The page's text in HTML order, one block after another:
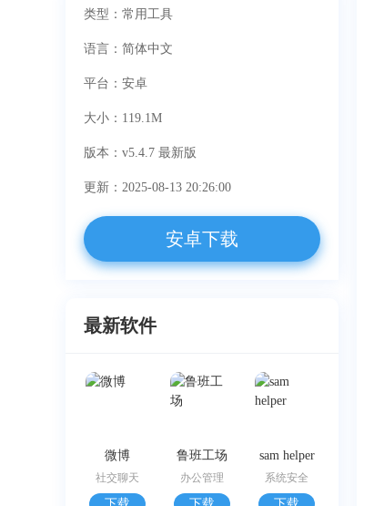
类型：常用工具
语言：简体中文
平台：安卓
大小：119.1M
版本：v5.4.7 最新版
更新：2025-08-13 20:26:00
安卓下载
最新软件
微博
社交聊天
鲁班工场
办公管理
sam helper
系统安全